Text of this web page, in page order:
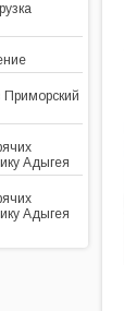
Приморский
Адыгея
Адыгея